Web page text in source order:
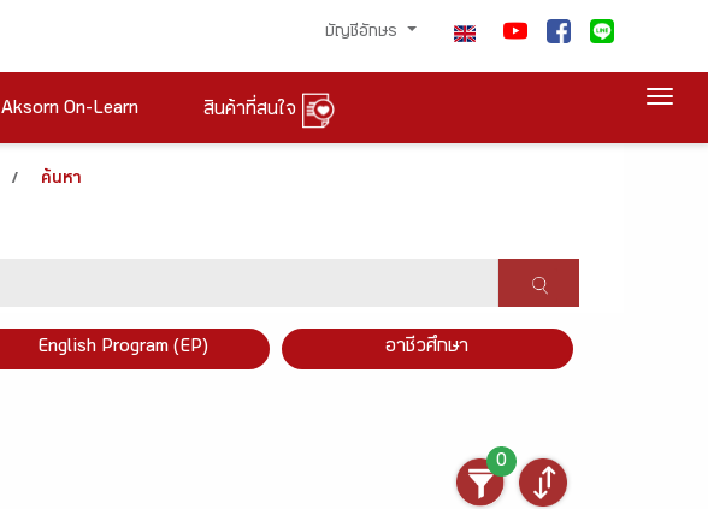
บัญชีอักษร
Aksorn On-Learn สินค้าที่สนใจ
/ ค้นหา
English Program (EP) อาชีวศึกษา
0